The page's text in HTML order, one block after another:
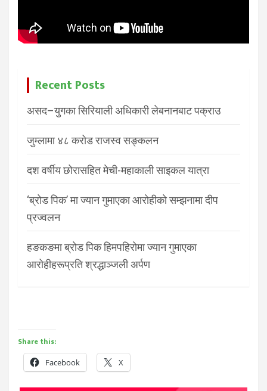
Recent Posts
असद–युगका सिरियाली अधिकारी लेबनानबाट पक्राउ
जुम्लामा ४८ करोड राजस्व सङ्कलन
दश वर्षीय छोरासहित मेची-महाकाली साइकल यात्रा
‘ब्रोड पिक’ मा ज्यान गुमाएका आरोहीको सम्झनामा दीप
प्रज्वलन
हङकङमा ब्रोड पिक हिमपहिरोमा ज्यान गुमाएका
आरोहीहरूप्रति श्रद्धाञ्जली अर्पण
Share this:
Facebook X